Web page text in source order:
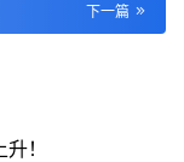
下一篇
！